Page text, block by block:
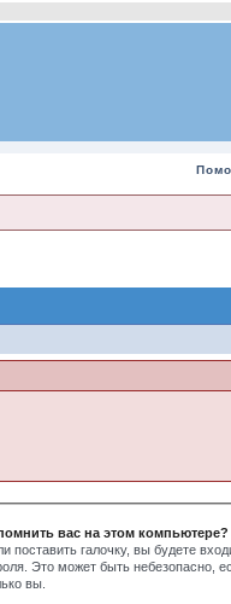
вас на этом компьютере?
поставить галочку, вы будете
Это может быть небезопасно,
вы.